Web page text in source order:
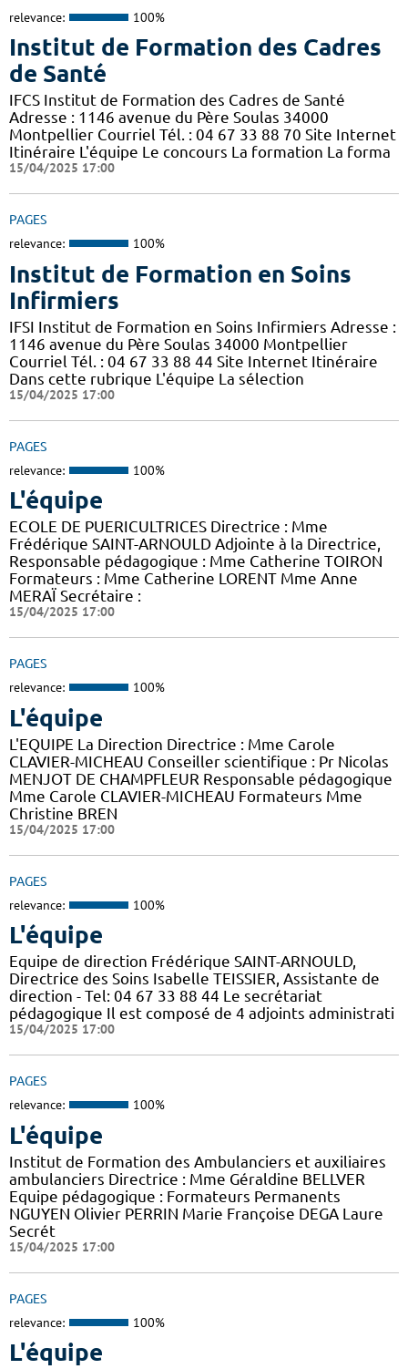
relevance: 100%
Institut de Formation des Cadres
de Santé
IFCS Institut de Formation des Cadres de Santé
Adresse : 1146 avenue du Père Soulas 34000
Montpellier Courriel Tél. : 04 67 33 88 70 Site Internet
Itinéraire L'équipe Le concours La formation La forma
15/04/2025 17:00
PAGES
relevance: 100%
Institut de Formation en Soins
Infirmiers
IFSI Institut de Formation en Soins Infirmiers Adresse :
1146 avenue du Père Soulas 34000 Montpellier
Courriel Tél. : 04 67 33 88 44 Site Internet Itinéraire
Dans cette rubrique L'équipe La sélection
15/04/2025 17:00
PAGES
relevance: 100%
L'équipe
ECOLE DE PUERICULTRICES Directrice : Mme
Frédérique SAINT-ARNOULD Adjointe à la Directrice,
Responsable pédagogique : Mme Catherine TOIRON
Formateurs : Mme Catherine LORENT Mme Anne
MERAÏ Secrétaire :
15/04/2025 17:00
PAGES
relevance: 100%
L'équipe
L'EQUIPE La Direction Directrice : Mme Carole
CLAVIER-MICHEAU Conseiller scientifique : Pr Nicolas
MENJOT DE CHAMPFLEUR Responsable pédagogique
Mme Carole CLAVIER-MICHEAU Formateurs Mme
Christine BREN
15/04/2025 17:00
PAGES
relevance: 100%
L'équipe
Equipe de direction Frédérique SAINT-ARNOULD,
Directrice des Soins Isabelle TEISSIER, Assistante de
direction - Tel: 04 67 33 88 44 Le secrétariat
pédagogique Il est composé de 4 adjoints administrati
15/04/2025 17:00
PAGES
relevance: 100%
L'équipe
Institut de Formation des Ambulanciers et auxiliaires
ambulanciers Directrice : Mme Géraldine BELLVER
Equipe pédagogique : Formateurs Permanents
NGUYEN Olivier PERRIN Marie Françoise DEGA Laure
Secrét
15/04/2025 17:00
PAGES
relevance: 100%
L'équipe